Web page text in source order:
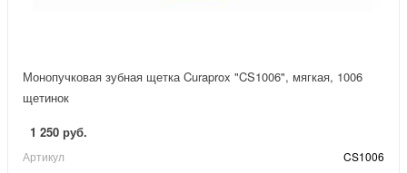
Монопучковая зубная щетка Curaprox "CS1006", мягкая, 1006
щетинок
1 250 руб.
Артикул CS1006